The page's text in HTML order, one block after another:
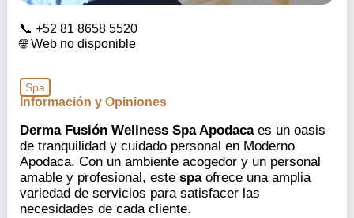
+52 81 8658 5520
Web no disponible
Spa
Información y Opiniones
Derma Fusión Wellness Spa Apodacaes un oasis
de tranquilidad y cuidado personal en Moderno
Apodaca. Con un ambiente acogedor y un personal
amable y profesional, este spaofrece una amplia
variedad de servicios para satisfacer las
necesidades de cada cliente.